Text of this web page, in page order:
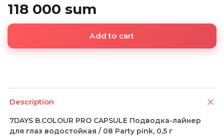
118 000 sum
Add to cart
Description
7DAYS B.COLOUR PRO CAPSULE Подводка-лайнер
для глаз водостойкая / 08 Party pink, 0,5 г